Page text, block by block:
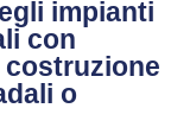
impianti
con
o